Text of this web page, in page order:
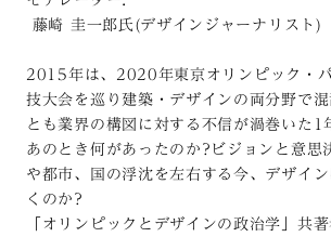
藤崎 圭一郎氏(デザインジャーナリスト)
2015年は、2020年東京オリンピック・
技大会を巡り建築・デザインの両分野で
とも業界の構図に対する不信が渦巻いた1
あのとき何があったのか?ビジョンと意思
や都市、国の浮沈を左右する今、デザイ
くのか?
「オリンピックとデザインの政治学」共